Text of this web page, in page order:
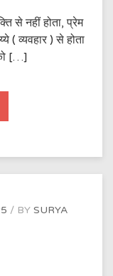
से नहीं होता, प्रेम
( व्यवहार ) से होता
[…]
BY SURYA